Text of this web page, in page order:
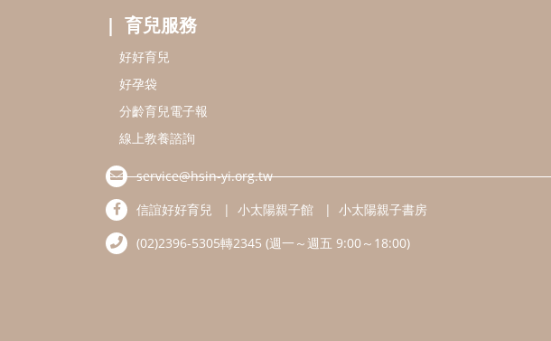
育兒服務
好好育兒
好孕袋
分齡育兒電子報
線上教養諮詢
service@hsin-yi.org.tw
信誼好好育兒
小太陽親子館
小太陽親子書房
(02)2396-5305轉2345 (週一～週五 9:00～18:00)